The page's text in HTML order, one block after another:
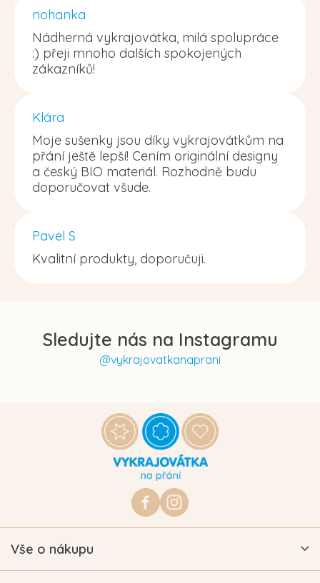
nohanka
Nádherná vykrajovátka, milá spolupráce
:) přeji mnoho dalších spokojených
zákazníků!
Klára
Moje sušenky jsou díky vykrajovátkům na
přání ještě lepší! Cením originální designy
a český BIO materiál. Rozhodně budu
doporučovat všude.
Pavel S
Kvalitní produkty, doporučuji.
Sledujte nás na Instagramu
@vykrajovatkanaprani
https://www.facebook.com/
vykrajovatkanaprani.cz
Vše o nákupu